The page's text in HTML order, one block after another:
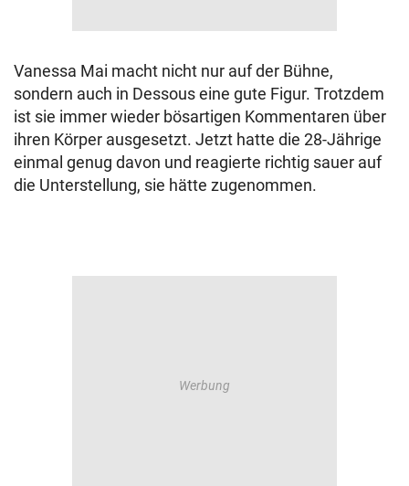
Vanessa Mai macht nicht nur auf der Bühne,
sondern auch in Dessous eine gute Figur. Trotzdem
ist sie immer wieder bösartigen Kommentaren über
ihren Körper ausgesetzt. Jetzt hatte die 28-Jährige
einmal genug davon und reagierte richtig sauer auf
die Unterstellung, sie hätte zugenommen.